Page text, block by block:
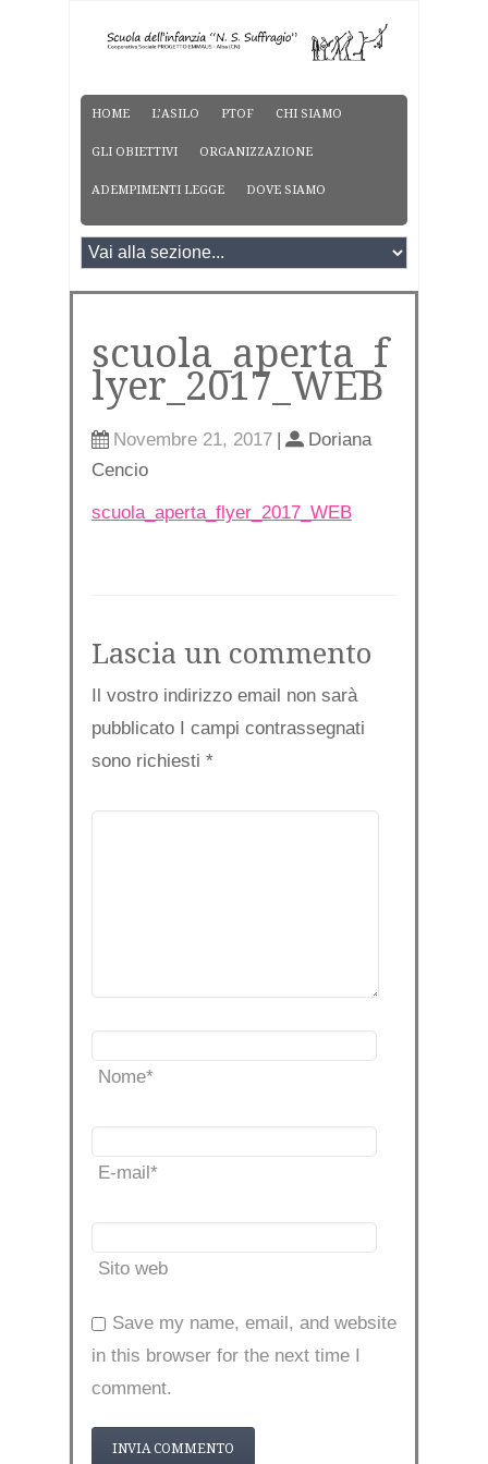
HOME L’ASILO PTOF CHI SIAMO
GLI OBIETTIVI ORGANIZZAZIONE
ADEMPIMENTI LEGGE DOVE SIAMO
scuola_aperta_f
lyer_2017_WEB
Novembre 21, 2017 |
Doriana
Cencio
scuola_aperta_flyer_2017_WEB
Lascia un commento
Il vostro indirizzo email non sarà
pubblicato I campi contrassegnati
sono richiesti *
Nome*
E-mail*
Sito web
Save my name, email, and website
in this browser for the next time I
comment.